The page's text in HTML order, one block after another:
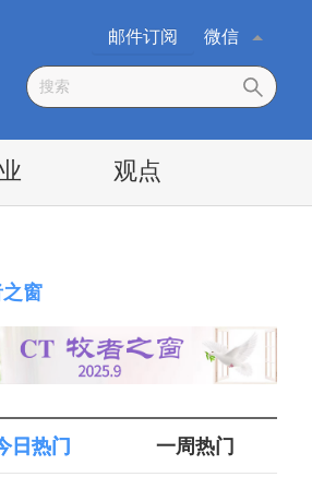
微信
邮件订阅
观点
窗
日热门 一周热门